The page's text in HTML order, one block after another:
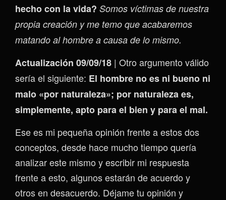
hecho con la vida? Somos víctimas de nuestra
propia creación y me temo que acabaremos
matando al hombre a causa de lo mismo.
Actualización 09/09/18 | Otro argumento válido
sería el siguiente: El hombre no es ni bueno ni
malo «por naturaleza»; por naturaleza es,
simplemente, apto para el bien y para el mal.
Ese es mi pequeña opinión frente a estos dos
conceptos, desde hace mucho tiempo quería
analizar este mismo y escribir mi respuesta
frente a esto, algunos estarán de acuerdo y
otros en desacuerdo. Déjame tu opinión y